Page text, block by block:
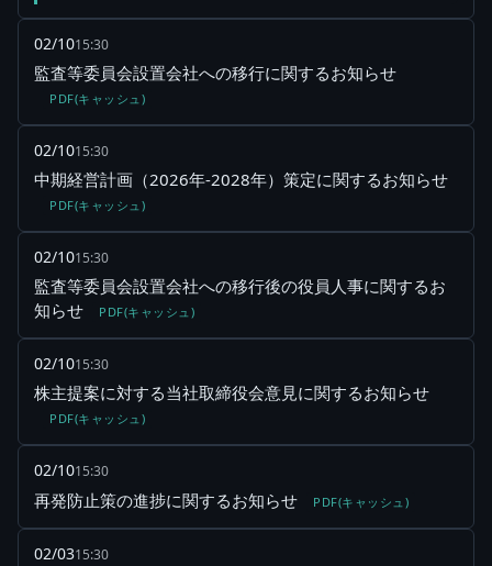
02/1015:30
監査等委員会設置会社への移行に関するお知らせ
PDF(キャッシュ)
02/1015:30
中期経営計画（2026年-2028年）策定に関するお知らせ
PDF(キャッシュ)
02/1015:30
監査等委員会設置会社への移行後の役員人事に関するお
知らせ
PDF(キャッシュ)
02/1015:30
株主提案に対する当社取締役会意見に関するお知らせ
PDF(キャッシュ)
02/1015:30
再発防止策の進捗に関するお知らせ PDF(キャッシュ)
02/0315:30